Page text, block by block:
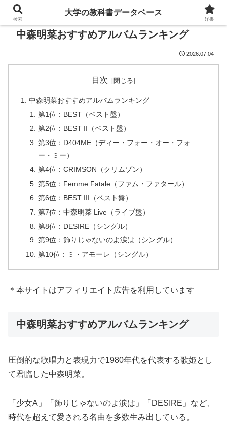
中森明菜おすすめアルバムランキング
2026.07.04
目次
中森明菜おすすめアルバムランキング
第1位：BEST（ベスト盤）
第2位：BEST II（ベスト盤）
第3位：D404ME（ディー・フォー・オー・フォ
ー・ミー）
第4位：CRIMSON（クリムゾン）
第5位：Femme Fatale（ファム・ファタール）
第6位：BEST III（ベスト盤）
第7位：中森明菜 Live（ライブ盤）
第8位：DESIRE（シングル）
第9位：飾りじゃないのよ涙は（シングル）
第10位：ミ・アモーレ（シングル）
＊本サイトはアフィリエイト広告を利用しています
中森明菜おすすめアルバムランキング
圧倒的な歌唱力と表現力で1980年代を代表する歌姫とし
て君臨した中森明菜。
「少女A」「飾りじゃないのよ涙は」「DESIRE」など、
時代を超えて愛される名曲を多数生み出している。
検索
大学の教科書データベース
洋書